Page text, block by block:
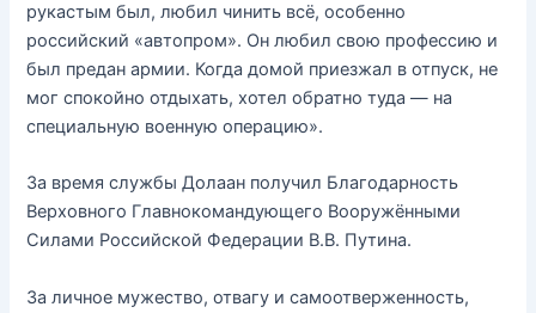
рукастым был, любил чинить всё, особенно
российский «автопром». Он любил свою профессию и
был предан армии. Когда домой приезжал в отпуск, не
мог спокойно отдыхать, хотел обратно туда — на
специальную военную операцию».
За время службы Долаан получил Благодарность
Верховного Главнокомандующего Вооружёнными
Силами Российской Федерации В.В. Путина.
За личное мужество, отвагу и самоотверженность,